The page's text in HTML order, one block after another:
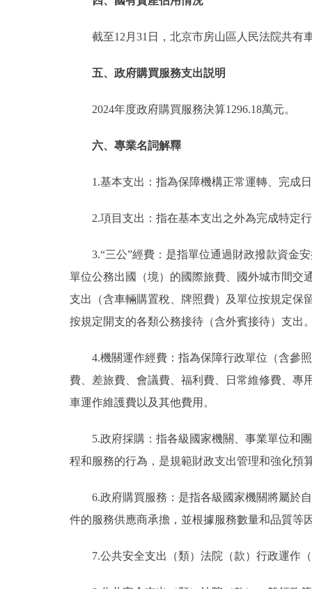
截至12月31日，北京市房山區人民法院共有
五、政府購買服務支出説明
2024年度政府購買服務決算1296.18萬元。
六、專業名詞解釋
1.基本支出：指為保障機構正常運轉、完成
2.項目支出：指在基本支出之外為完成特定
3.“三公”經費：是指單位通過財政撥款資金
單位公務出國（境）的國際旅費、國外城市間交
支出（含車輛購置稅、牌照費）及單位按規定保
按規定開支的各類公務接待（含外賓接待）支出
4.機關運作經費：指為保障行政單位（含參
費、差旅費、會議費、福利費、日常維修費、專
車運作維護費以及其他費用。
5.政府採購：指各級國家機關、事業單位和
程和服務的行為，是規範財政支出管理和強化預
6.政府購買服務：是指各級國家機關將屬於
件的服務供應商承擔，並根據服務數量和品質等
7.公共安全支出（類）法院（款）行政運作